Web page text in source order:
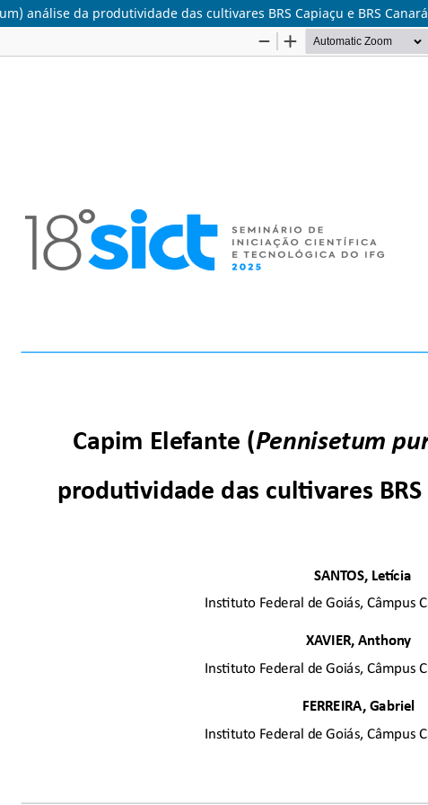
análise da produtividade das cultivares BRS Capiaçu e BRS Canará